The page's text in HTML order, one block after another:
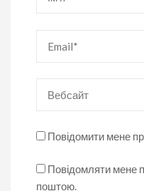
Повідомити мене
Повідомляти мене
поштою.